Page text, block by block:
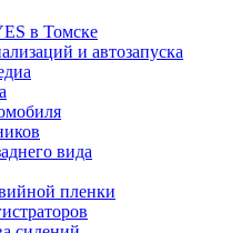
в Томске
и автозапуска
вида
пленки